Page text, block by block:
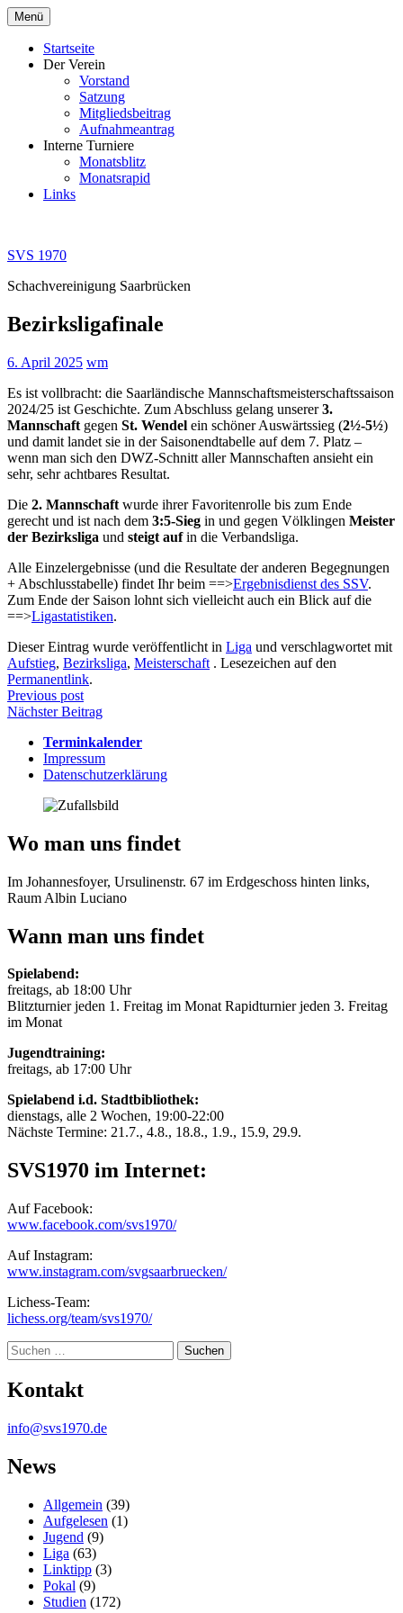
Zum
Inhalt
springen
Menü
Startseite
Der Verein
Vorstand
Satzung
Mitgliedsbeitrag
Aufnahmeantrag
Interne Turniere
Monatsblitz
Monatsrapid
Links
SVS 1970
Schachvereinigung Saarbrücken
Bezirksligafinale
6. April 2025 wm
Es ist vollbracht: die Saarländische Mannschaftsmeisterschaftssaison
2024/25 ist Geschichte. Zum Abschluss gelang unserer3.
Mannschaft gegen St. Wendel ein schöner Auswärtssieg (2½-5½)
und damit landet sie in der Saisonendtabelle auf dem 7. Platz –
wenn man sich den DWZ-Schnitt aller Mannschaften ansieht ein
sehr, sehr achtbares Resultat.
Die 2. Mannschaft wurde ihrer Favoritenrolle bis zum Ende
gerecht und ist nach dem 3:5-Sieg in und gegen Völklingen Meister
der Bezirksliga und steigt aufin die Verbandsliga.
Alle Einzelergebnisse (und die Resultate der anderen Begegnungen
+ Abschlusstabelle) findet Ihr beim ==>Ergebnisdienst des SSV.
Zum Ende der Saison lohnt sich vielleicht auch ein Blick auf die
==>Ligastatistiken.
Dieser Eintrag wurde veröffentlicht in Liga und verschlagwortet mit
Aufstieg, Bezirksliga, Meisterschaft . Lesezeichen auf den
Permanentlink.
Beitragsnavigation
Previous post
Nächster Beitrag
Terminkalender
Impressum
Datenschutzerklärung
Wo man uns findet
Im Johannesfoyer, Ursulinenstr. 67 im Erdgeschoss hinten links,
Raum Albin Luciano
Wann man uns findet
Spielabend:
freitags, ab 18:00 Uhr
Blitzturnier jeden 1. Freitag im Monat Rapidturnier jeden 3. Freitag
im Monat
Jugendtraining:
freitags, ab 17:00 Uhr
Spielabend i.d. Stadtbibliothek:
dienstags, alle 2 Wochen, 19:00-22:00
Nächste Termine: 21.7., 4.8., 18.8., 1.9., 15.9, 29.9.
SVS1970 im Internet:
Auf Facebook:
www.facebook.com/svs1970/
Auf Instagram:
www.instagram.com/svgsaarbruecken/
Lichess-Team:
lichess.org/team/svs1970/
Suche
Kontakt
info@svs1970.de
News
Allgemein (39)
Aufgelesen (1)
Jugend (9)
Liga (63)
Linktipp (3)
Pokal (9)
Studien (172)